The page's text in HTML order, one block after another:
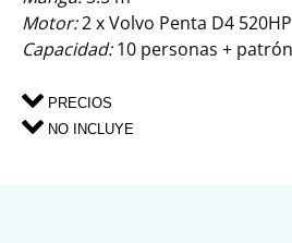
Motor:2 x Volvo Penta D4 520HP
Capacidad:10 personas + patrón
PRECIOS
NO INCLUYE